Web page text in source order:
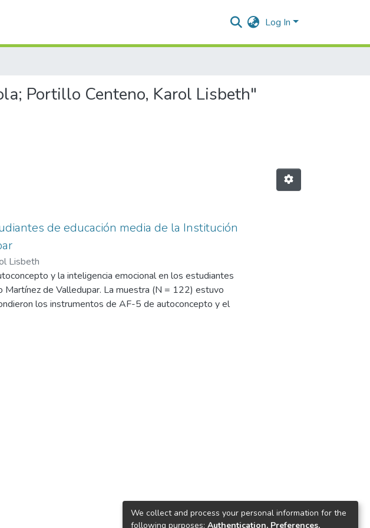
Log In
Portillo Centeno, Karol Lisbeth"
de educación media de la Institución
Lisbeth
y la inteligencia emocional en los estudiantes
Martínez de Valledupar. La muestra (N = 122) estuvo
los instrumentos de AF-5 de autoconcepto y el
We collect and process your personal information for the
following purposes: Authentication, Preferences,